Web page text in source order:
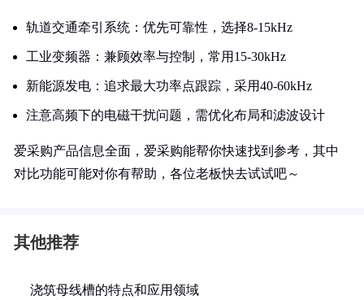
轨道交通牵引系统：优先可靠性，选择8-15kHz
工业变频器：兼顾效率与控制，常用15-30kHz
新能源发电：追求最大功率点跟踪，采用40-60kHz
注意高频下的电磁干扰问题，需优化布局和滤波设计
爱采购产品信息全面，爱采购能帮你快速找到参考，其中
对比功能可能对你有帮助，各位老板快去试试吧～
其他推荐
浇筑母线槽的特点和应用领域